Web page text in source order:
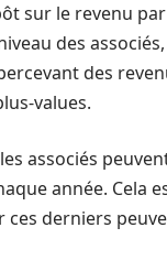
sur le revenu
des
des
values.
associés
année. Cela
derniers